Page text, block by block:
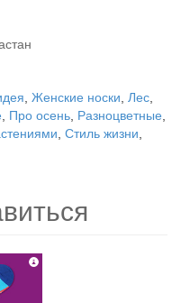
Женские носки Лес
Про осень Разноцветные
Стиль жизни